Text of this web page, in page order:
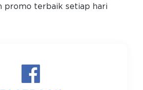
promo terbaik setiap hari